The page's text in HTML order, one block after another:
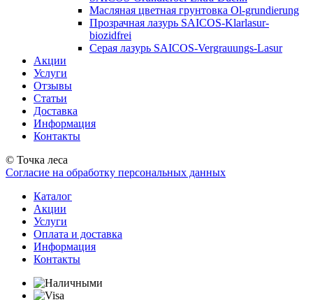
Масляная цветная грунтовка Ol-grundierung
Прозрачная лазурь SAICOS-Klarlasur-
biozidfrei
Серая лазурь SAICOS-Vergrauungs-Lasur
Акции
Услуги
Отзывы
Статьи
Доставка
Информация
Контакты
© Точка леса
Согласие на обработку персональных данных
Каталог
Акции
Услуги
Оплата и доставка
Информация
Контакты